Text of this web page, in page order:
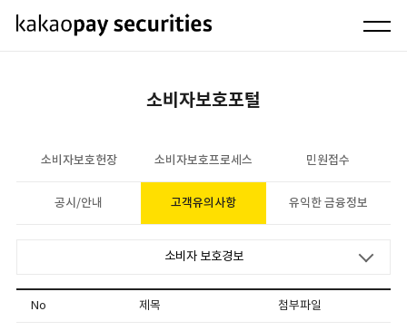
소비자보호포털
소비자보호헌장 소비자보호프로세스 민원접수
공시/안내 고객유의사항 유익한 금융정보
소비자 보호경보
No 제목 첨부파일